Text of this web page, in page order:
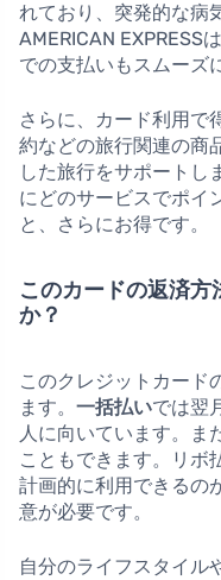
れており、突発的な病
AMERICAN EXPRESS
での支払いもスムーズ
さらに、カード利用で
約などの旅行関連の商
した旅行をサポートし
にどのサービスでポイ
と、さらにお得です。
このカードの返済
か？
このクレジットカード
ます。 一括払いでは翌
人に向いています。ま
こともできます。リボ
計画的に利用できるの
意が必要です。
自分のライフスタイル